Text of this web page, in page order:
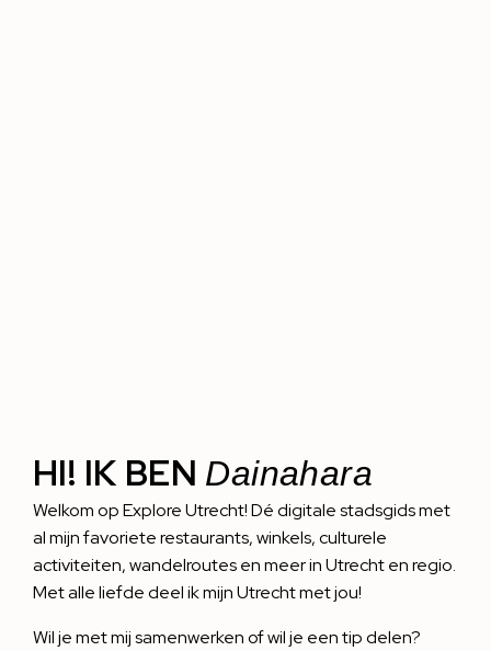
HI! IK BEN Dainahara
Welkom op Explore Utrecht! Dé digitale stadsgids met
al mijn favoriete restaurants, winkels, culturele
activiteiten, wandelroutes en meer in Utrecht en regio.
Met alle liefde deel ik mijn Utrecht met jou!
Wil je met mij samenwerken of wil je een tip delen?